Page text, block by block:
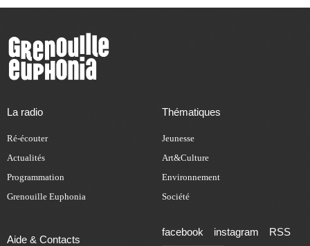
La radio
Ré-écouter
Actualités
Programmation
Grenouille Euphonia
Thématiques
Jeunesse
Art&Culture
Environnement
Société
Aide & Contacts
facebook instagram RSS